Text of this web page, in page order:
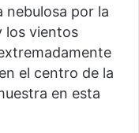
nebulosa por la
los vientos
el centro de la
en esta